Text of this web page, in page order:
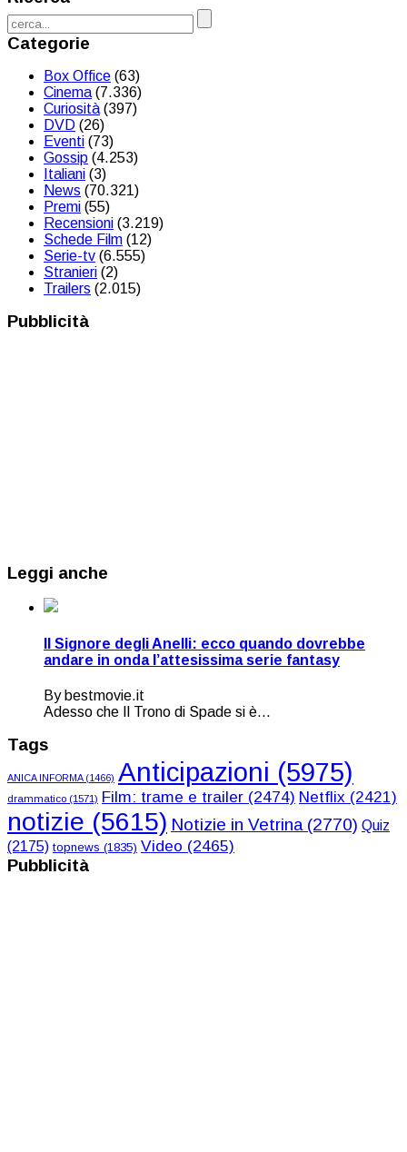
Categorie
Box Office (63)
Cinema (7.336)
Curiosità (397)
DVD (26)
Eventi (73)
Gossip (4.253)
Italiani (3)
News (70.321)
Premi (55)
Recensioni (3.219)
Schede Film (12)
Serie-tv (6.555)
Stranieri (2)
Trailers (2.015)
Pubblicità
Leggi anche
Il Signore degli Anelli: ecco quando dovrebbe
andare in onda l’attesissima serie fantasy
By bestmovie.it
Adesso che Il Trono di Spade si è...
Tags
ANICA INFORMA(1466) Anticipazioni (5975)
drammatico (1571) Film: trame e trailer (2474) Netflix (2421)
notizie (5615) Notizie in Vetrina(2770) Quiz
(2175) topnews (1835) Video (2465)
Pubblicità